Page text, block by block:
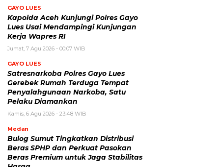
GAYO LUES
Kapolda Aceh Kunjungi Polres Gayo
Lues Usai Mendampingi Kunjungan
Kerja Wapres RI
Jumat, 7 Agu 2026 - 00:07 WIB
GAYO LUES
Satresnarkoba Polres Gayo Lues
Gerebek Rumah Terduga Tempat
Penyalahgunaan Narkoba, Satu
Pelaku Diamankan
Kamis, 6 Agu 2026 - 23:48 WIB
Medan
Bulog Sumut Tingkatkan Distribusi
Beras SPHP dan Perkuat Pasokan
Beras Premium untuk Jaga Stabilitas